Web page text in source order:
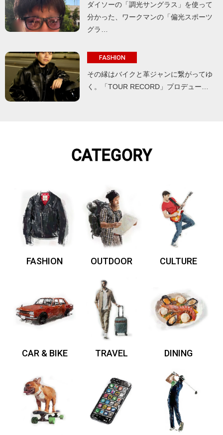
ダイソーの「調光サングラス」を使って
分かった、ワークマンの「偏光スポーツ
グラ…
FASHION
その縁はバイクと革ジャンに繋がってゆ
く。「TOUR RECORD」プロデュー…
CATEGORY
FASHION OUTDOOR CULTURE
CAR & BIKE TRAVEL DINING